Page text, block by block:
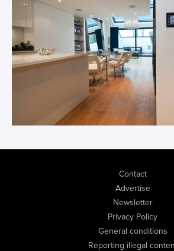
Contact
Advertise
Newsletter
Privacy Policy
General conditions
Reporting illegal